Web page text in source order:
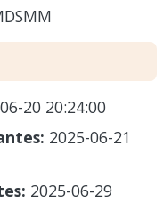
20 20:24:00
2025-06-21
2025-06-29